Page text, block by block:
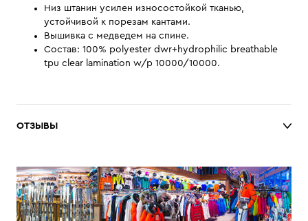
Низ штанин усилен износостойкой тканью,
устойчивой к порезам кантами.
Вышивка с медведем на спине.
Состав: 100% polyester dwr+hydrophilic breathable
tpu clear lamination w/p 10000/10000.
ОТЗЫВЫ